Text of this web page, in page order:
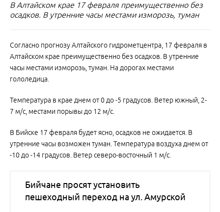
В Алтайском крае 17 февраля преимущественно без
осадков. В утренние часы местами изморозь, туман
Согласно прогнозу Алтайского гидрометцентра, 17 февраля в
Алтайском крае преимущественно без осадков. В утренние
часы местами изморозь, туман. На дорогах местами
гололедица.
Температура в крае днем от 0 до -5 градусов. Ветер южный, 2-
7 м/с, местами порывы до 12 м/с.
В Бийске 17 февраля будет ясно, осадков не ожидается. В
утренние часы возможен туман. Температура воздуха днем от
-10 до -14 градусов. Ветер северо-восточный 1 м/с.
Бийчане просят установить
пешеходный переход на ул. Амурской